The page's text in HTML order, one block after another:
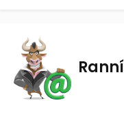
Ranní